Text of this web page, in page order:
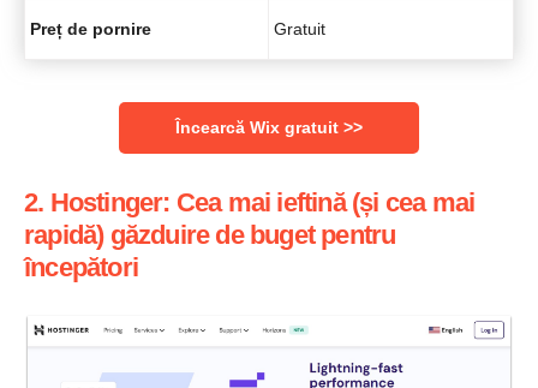
Preț de pornire Gratuit
Încearcă Wix gratuit >>
2. Hostinger: Cea mai ieftină (și cea mai
rapidă) găzduire de buget pentru
începători